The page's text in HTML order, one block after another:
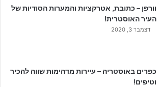
וורפן – כתובת, אטרקציות והמערות הסודיות של
העיר האוסטרית!
דצמבר 3, 2020
כפרים באוסטריה – עיירות מדהימות שווה להכיר
וטיפים!